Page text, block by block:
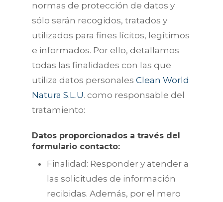
normas de protección de datos y
sólo serán recogidos, tratados y
utilizados para fines lícitos, legítimos
e informados. Por ello, detallamos
todas las finalidades con las que
utiliza datos personalesClean World
Natura S.L.U. como responsable del
tratamiento:
Datos proporcionados a través del
formulario contacto:
Finalidad: Responder y atender a
las solicitudes de información
recibidas. Además, por el mero